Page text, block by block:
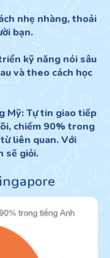
nhẹ nhàng, thoải
bạn.
kỹ năng nói sâu
và theo cách học
Mỹ: Tự tin giao tiếp
chiếm 90% trong
liên quan. Với
sẽ giỏi.